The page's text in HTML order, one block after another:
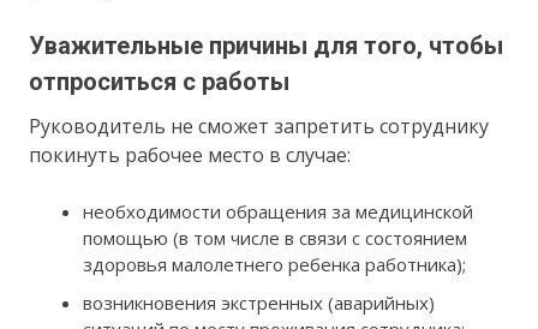
Уважительные причины для того, чтобы
отпроситься с работы
Руководитель не сможет запретить сотруднику
покинуть рабочее место в случае:
необходимости обращения за медицинской
помощью (в том числе в связи с состоянием
здоровья малолетнего ребенка работника);
возникновения экстренных (аварийных)